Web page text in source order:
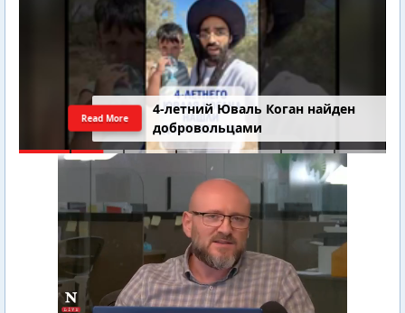
4-летний Юваль Коган найден
добровольцами
Read More